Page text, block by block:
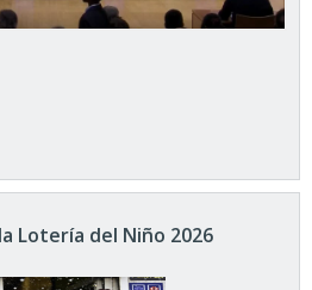
Lotería del Niño 2026